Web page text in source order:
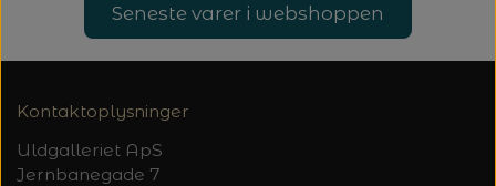
TRYKLÅSE
Seneste varer i webshoppen
Kontaktoplysninger
Uldgalleriet ApS
Jernbanegade 7